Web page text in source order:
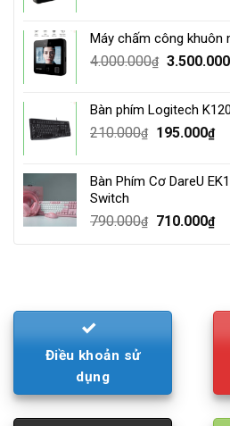
Máy chấm công khuôn
4.000.000₫ Original
3.500.000
Bàn phím Logitech
210.000₫
Original
210.000₫.
195.000₫
Bàn Phím Cơ DareU
Switch
790.000₫
Original
710.000₫
Điều khoản sử
dụng